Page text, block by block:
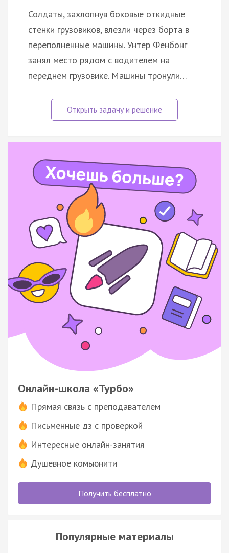
Солдаты, захлопнув боковые откидные
стенки грузовиков, влезли через борта в
переполненные машины. Унтер Фенбонг
занял место рядом с водителем на
переднем грузовике. Машины тронули…
Онлайн-школа «Турбо»
Прямая связь с преподавателем
Письменные дз с проверкой
Интересные онлайн-занятия
Душевное комьюнити
Получить бесплатно
Популярные материалы